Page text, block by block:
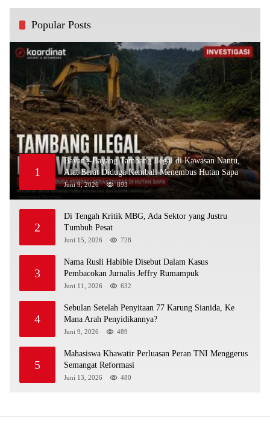
Popular Posts
1
Bayang-Bayang Tambang Ilegal di Kawasan Nantu,
Alat Berat Diduga Kembali Menembus Hutan Sapa
Juni 9, 2026 893
2
Di Tengah Kritik MBG, Ada Sektor yang Justru
Tumbuh Pesat
Juni 15, 2026 728
3
Nama Rusli Habibie Disebut Dalam Kasus
Pembacokan Jurnalis Jeffry Rumampuk
Juni 11, 2026 632
4
Sebulan Setelah Penyitaan 77 Karung Sianida, Ke
Mana Arah Penyidikannya?
Juni 9, 2026 489
5
Mahasiswa Khawatir Perluasan Peran TNI Menggerus
Semangat Reformasi
Juni 13, 2026 480